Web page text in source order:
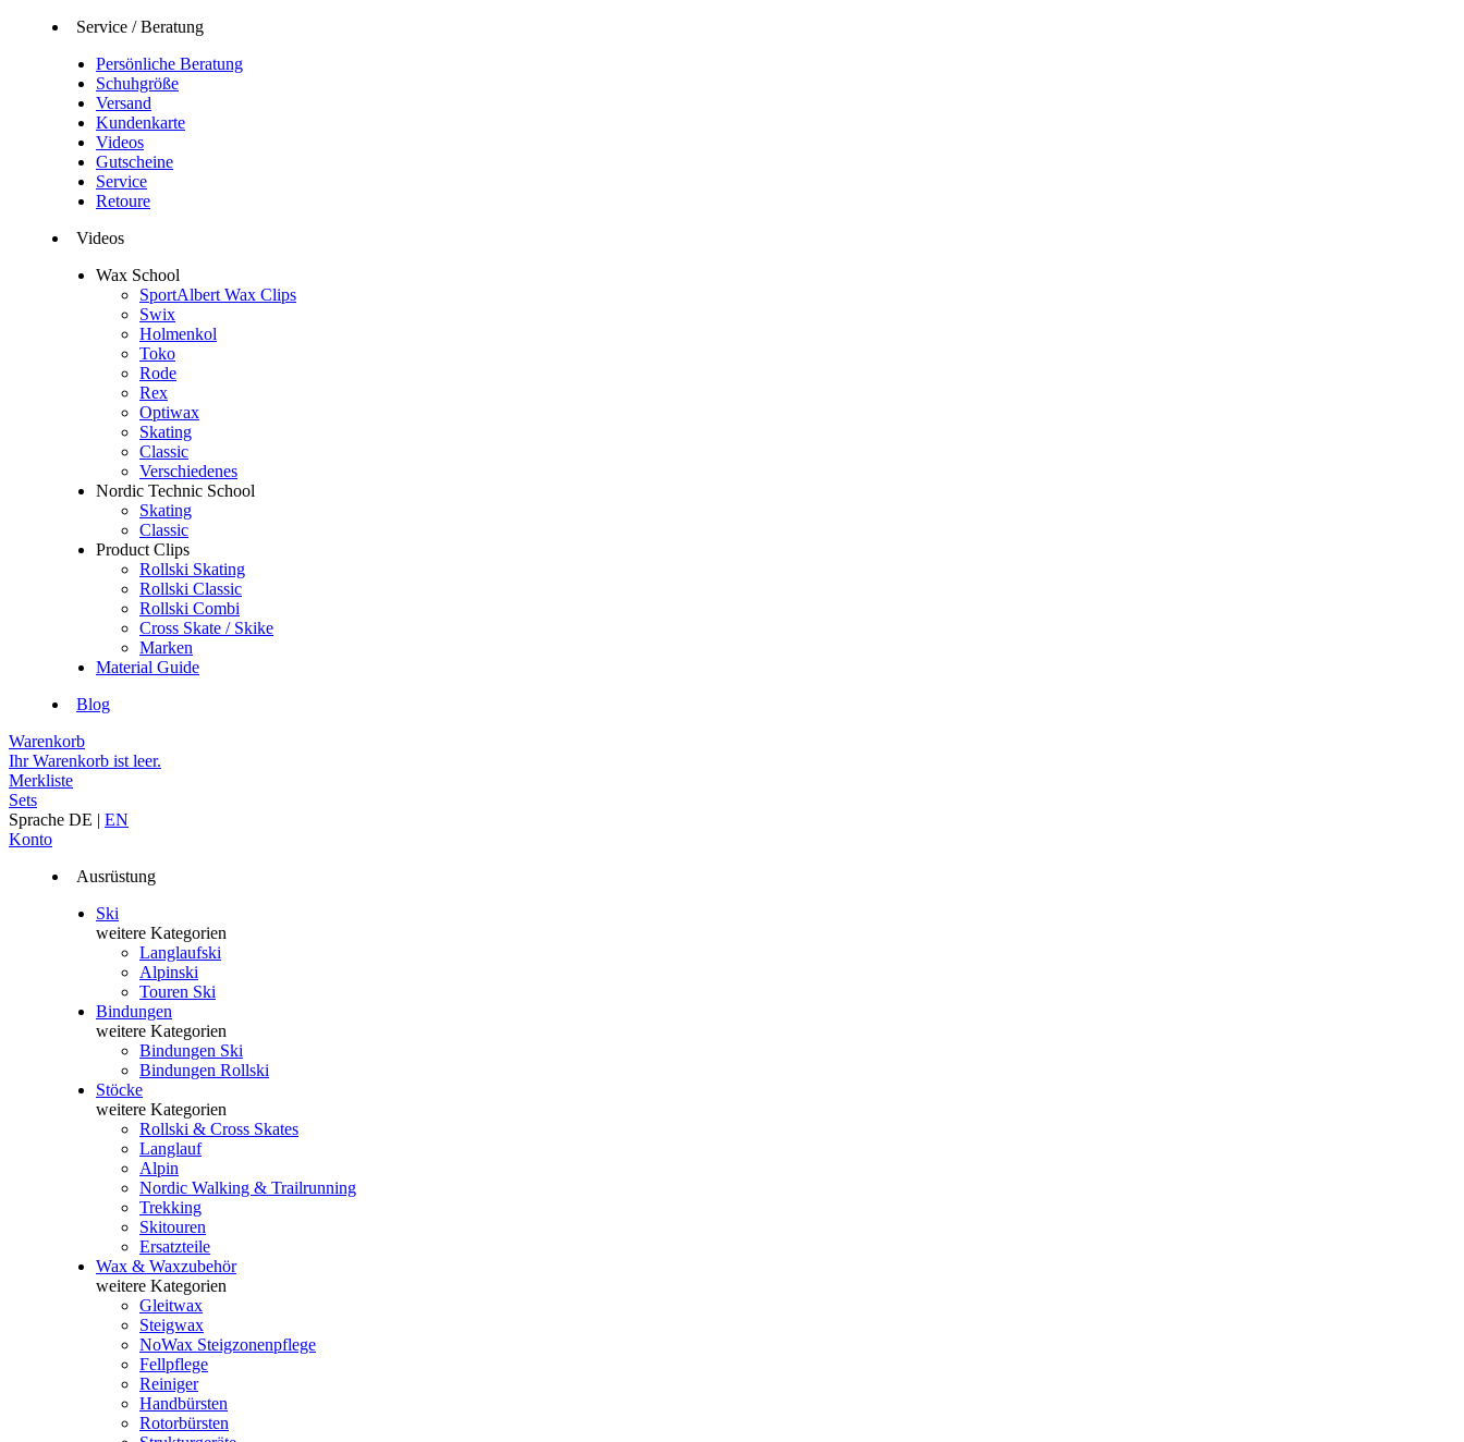
Service / Beratung
Persönliche Beratung
Schuhgröße
Versand
Kundenkarte
Videos
Gutscheine
Service
Retoure
Videos
Wax School
SportAlbert Wax Clips
Swix
Holmenkol
Toko
Rode
Rex
Optiwax
Skating
Classic
Verschiedenes
Nordic Technic School
Skating
Classic
Product Clips
Rollski Skating
Rollski Classic
Rollski Combi
Cross Skate / Skike
Marken
Material Guide
Blog
Warenkorb
Ihr Warenkorb ist leer.
Merkliste
Sets
Sprache DE | EN
Konto
Ausrüstung
Ski
weitere Kategorien
Langlaufski
Alpinski
Touren Ski
Bindungen
weitere Kategorien
Bindungen Ski
Bindungen Rollski
Stöcke
weitere Kategorien
Rollski & Cross Skates
Langlauf
Alpin
Nordic Walking & Trailrunning
Trekking
Skitouren
Ersatzteile
Wax & Waxzubehör
weitere Kategorien
Gleitwax
Steigwax
NoWax Steigzonenpflege
Fellpflege
Reiniger
Handbürsten
Rotorbürsten